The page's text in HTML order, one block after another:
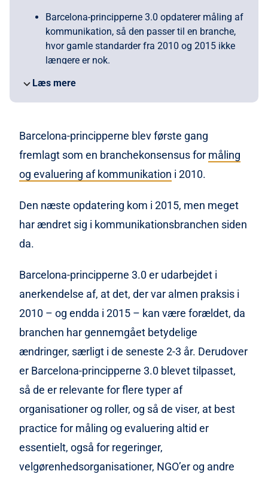
Barcelona-principperne 3.0 opdaterer måling af
kommunikation, så den passer til en branche,
hvor gamle standarder fra 2010 og 2015 ikke
længere er nok.
tydelige mål bliver planlægning, måling og
evaluering hurtigt uskarp.
at måle respons og langsigtet effekt på
Kvalitative og kvantitative data skal bruges
sammen, fordi rækkevidde alene ikke forklarer,
AVE afvises igen, mens en mere holistisk og
transparent tilgang på tværs af online- og
offline-kanaler bliver central.
for at måle kommunikationseffekt mere holistisk og
troværdigt.
Læs mere
Barcelona-principperne blev første gang
fremlagt som en branchekonsensus for måling
og evaluering af kommunikation i 2010.
Den næste opdatering kom i 2015, men meget
har ændret sig i kommunikationsbranchen siden
da.
Barcelona-principperne 3.0 er udarbejdet i
anerkendelse af, at det, der var almen praksis i
2010 – og endda i 2015 – kan være forældet, da
branchen har gennemgået betydelige
ændringer, særligt i de seneste 2-3 år. Derudover
er Barcelona-principperne 3.0 blevet tilpasset,
så de er relevante for flere typer af
organisationer og roller, og så de viser, at best
practice for måling og evaluering altid er
essentielt, også for regeringer,
velgørenhedsorganisationer, NGO’er og andre